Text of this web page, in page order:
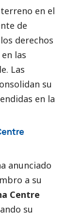
en el
de
derechos
las
Las
su
en la
anunciado
a su
Centre
su